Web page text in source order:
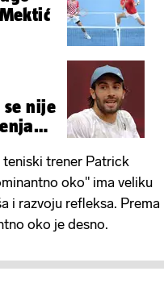
nije
trener Patrick
oko" ima veliku
i razvoju refleksa. Prema
oko je desno.